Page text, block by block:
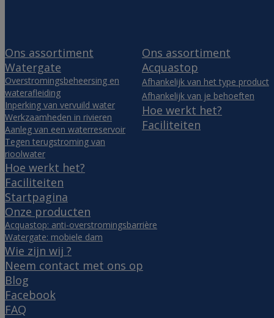
Ons assortiment
Watergate
Overstromingsbeheersing en
waterafleiding
Inperking van vervuild water
Werkzaamheden in rivieren
Aanleg van een waterreservoir
Tegen terugstroming van
rioolwater
Hoe werkt het?
Faciliteiten
Ons assortiment
Acquastop
Afhankelijk van het type product
Afhankelijk van je behoeften
Hoe werkt het?
Faciliteiten
Startpagina
Onze producten
Acquastop: anti-overstromingsbarrière
Watergate: mobiele dam
Wie zijn wij ?
Neem contact met ons op
Blog
Facebook
FAQ